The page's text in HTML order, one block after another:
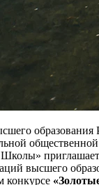
образования
приглашает
высшего
конкурсе